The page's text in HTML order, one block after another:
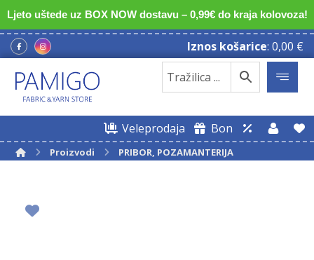
Ljeto uštede uz BOX NOW dostavu – 0,99€ do kraja kolovoza!
Iznos košarice: 0,00 €
Veleprodaja Bon
Proizvodi PRIBOR, POZAMANTERIJA